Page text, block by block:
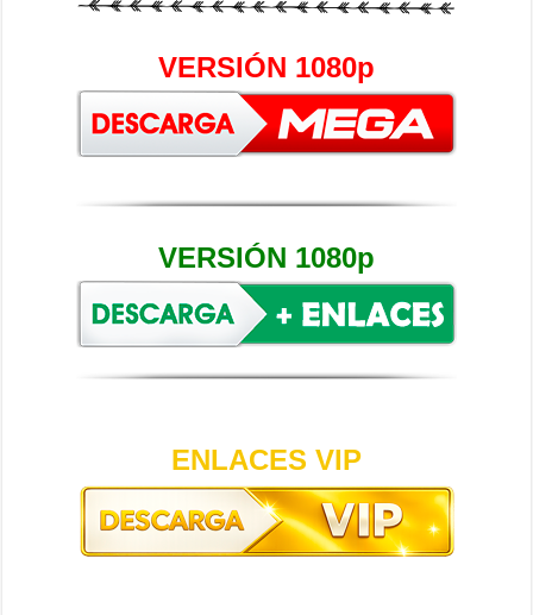
VERSIÓN 1080p
VERSIÓN 1080p
ENLACES VIP